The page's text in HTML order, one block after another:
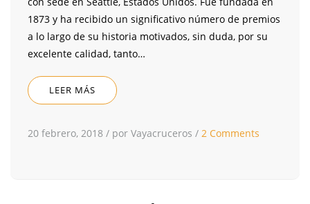
1873 y ha recibido un significativo número de premios
a lo largo de su historia motivados, sin duda, por su
excelente calidad, tanto…
LEER MÁS
20 febrero, 2018 / por Vayacruceros / 2 Comments